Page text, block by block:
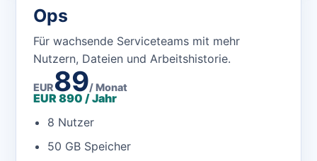
Ops
Für wachsende Serviceteams mit mehr
Nutzern, Dateien und Arbeitshistorie.
EUR89/ Monat
EUR 890 / Jahr
8 Nutzer
50 GB Speicher